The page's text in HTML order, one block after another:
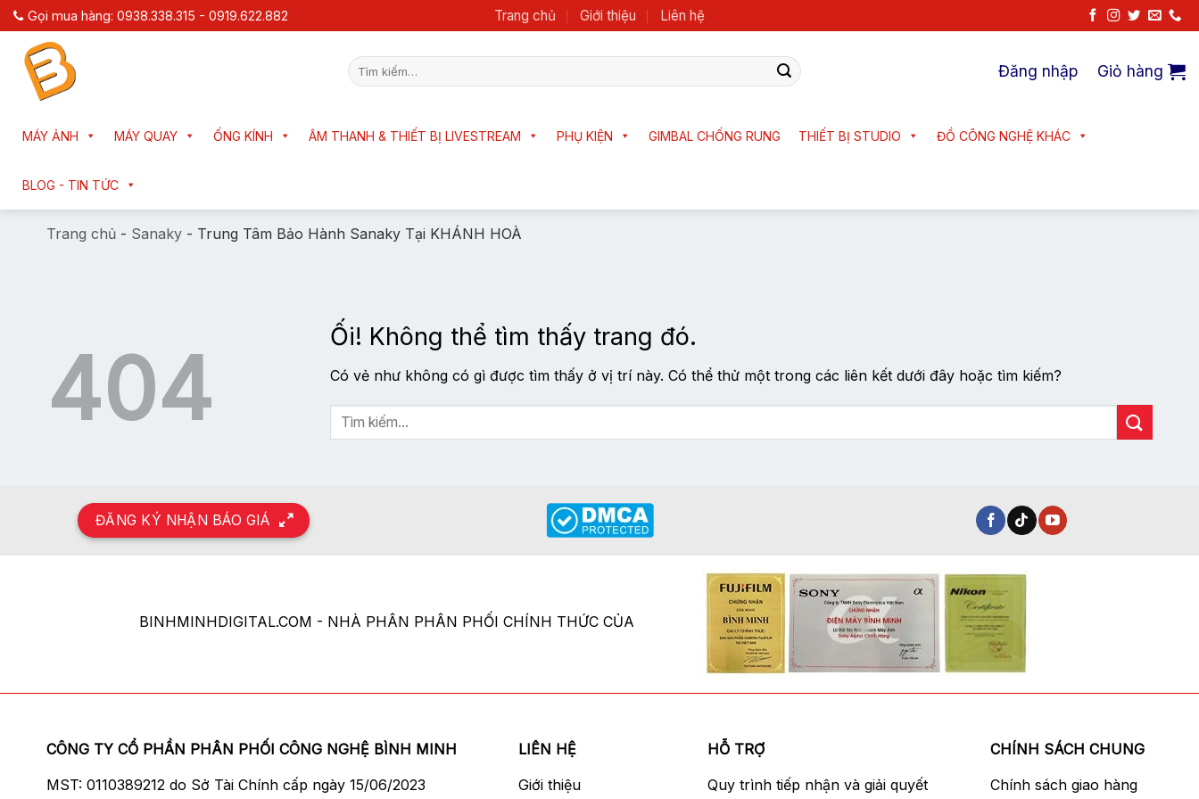
Chuyển
đến
dung
Gọi mua hàng: 0938.338.315 - 0919.622.882 Trang chủ Giới thiệu Liên hệ
Tìm
kiếm:
Đăng nhập Giỏ hàng
MÁY ẢNH MÁY QUAY ỐNG KÍNH ÂM THANH & THIẾT BỊ LIVESTREAM PHỤ KIỆN GIMBAL CHỐNG RUNG THIẾT BỊ STUDIO ĐỒ CÔNG NGHỆ KHÁC
BLOG - TIN TỨC
Trang chủ - Sanaky - Trung Tâm Bảo Hành Sanaky Tại KHÁNH HOÀ
404
Ối! Không thể tìm thấy trang đó.
Có vẻ như không có gì được tìm thấy ở vị trí này. Có thể thử một trong các liên kết dưới đây hoặc tìm kiếm?
ĐĂNG KÝ NHẬN BÁO GIÁ
BINHMINHDIGITAL.COM - NHÀ PHÂN PHÂN PHỐI CHÍNH THỨC CỦA
CÔNG TY CỔ PHẦN PHÂN PHỐI CÔNG NGHỆ BÌNH MINH
MST: 0110389212 do Sở Tài Chính cấp ngày 15/06/2023
LIÊN HỆ
Giới thiệu
HỖ TRỢ
Quy trình tiếp nhận và giải quyết
CHÍNH SÁCH CHUNG
Chính sách giao hàng